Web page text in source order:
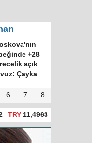
+28
açık
Çayka
6 7 8
TRY 11,4963